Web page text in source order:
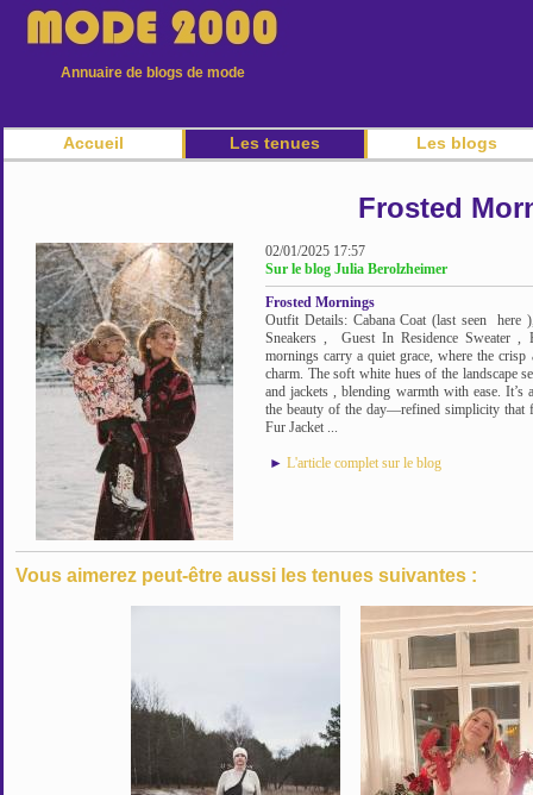
Annuaire de blogs de mode
Accueil Les tenues Les blogs
Frosted
02/01/2025 17:57
Sur le blog Julia Berolzheimer
Frosted Mornings
Outfit Details: Cabana Coat (last seen
Sneakers , Guest In Residence Sweater
mornings carry a quiet grace, where the crisp
charm. The soft white hues of the landscape
and jackets , blending warmth with ease.
the beauty of the day—refined simplicity that
Fur Jacket ...
► L'article complet sur le blog
Vous aimerez peut-être aussi les tenues suivantes :